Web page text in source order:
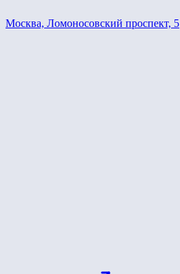
Москва, Ломоносовский проспект, 5